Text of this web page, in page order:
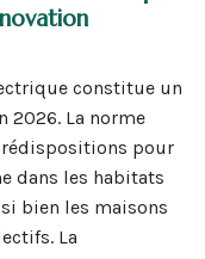
constitue un
2026. La norme
pour
dans les habitats
bien les maisons
La